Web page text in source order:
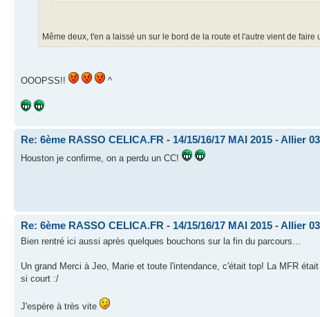
Même deux, t'en a laissé un sur le bord de la route et l'autre vient de faire
OOOPSS!! ^
Re: 6ème RASSO CELICA.FR - 14/15/16/17 MAI 2015 - Allier 03
Houston je confirme, on a perdu un CC!
Re: 6ème RASSO CELICA.FR - 14/15/16/17 MAI 2015 - Allier 03
Bien rentré ici aussi après quelques bouchons sur la fin du parcours...
Un grand Merci à Jeo, Marie et toute l'intendance, c'était top! La MFR
si court :/
J'espère à très vite